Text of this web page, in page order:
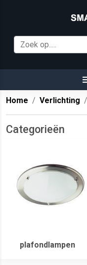
Home Verlichting
Categorieën
plafondlampen